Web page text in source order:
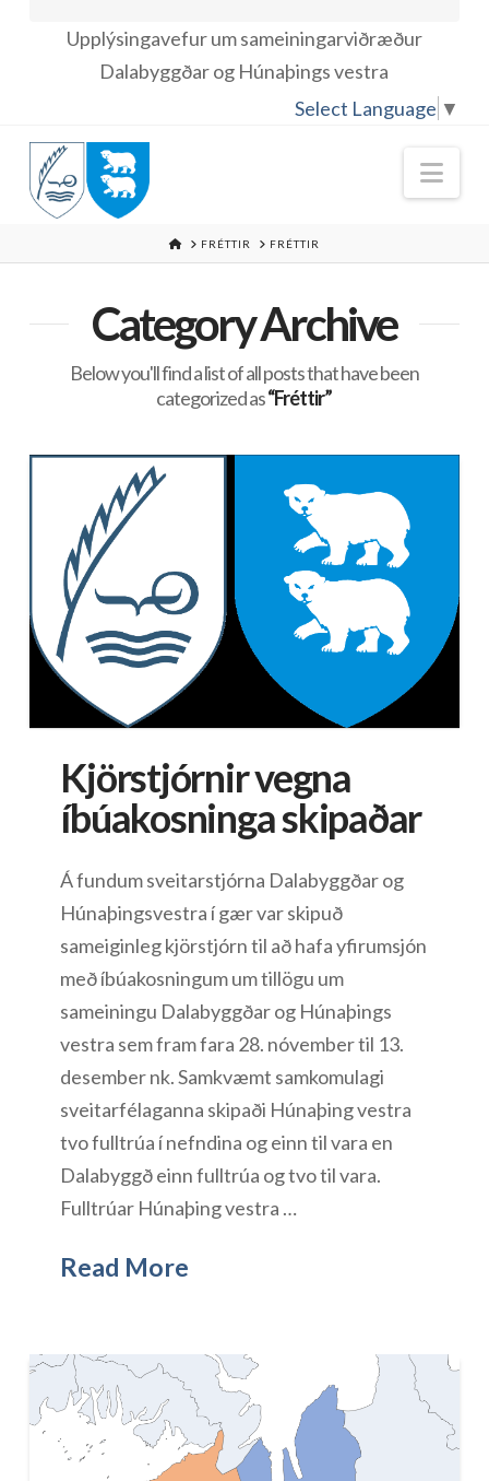
Upplýsingavefur um sameiningarviðræður
Dalabyggðar og Húnaþings vestra
Select Language ▼
HOMEFRÉTTIR FRÉTTIR
Category Archive
Below you'll find a list of all posts that have been
categorized as“Fréttir”
Kjörstjórnir vegna
íbúakosninga skipaðar
Á fundum sveitarstjórna Dalabyggðar og
Húnaþingsvestra í gær var skipuð
sameiginleg kjörstjórn til að hafa yfirumsjón
með íbúakosningum um tillögu um
sameiningu Dalabyggðar og Húnaþings
vestra sem fram fara 28. nóvember til 13.
desember nk. Samkvæmt samkomulagi
sveitarfélaganna skipaði Húnaþing vestra
tvo fulltrúa í nefndina og einn til vara en
Dalabyggð einn fulltrúa og tvo til vara.
Fulltrúar Húnaþing vestra …
Read More